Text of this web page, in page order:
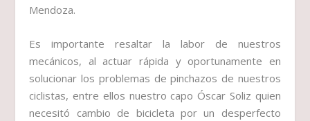
Mendoza.
Es importante resaltar la labor de nuestros
mecánicos, al actuar rápida y oportunamente en
solucionar los problemas de pinchazos de nuestros
ciclistas, entre ellos nuestro capo Óscar Soliz quien
necesitó cambio de bicicleta por un desperfecto